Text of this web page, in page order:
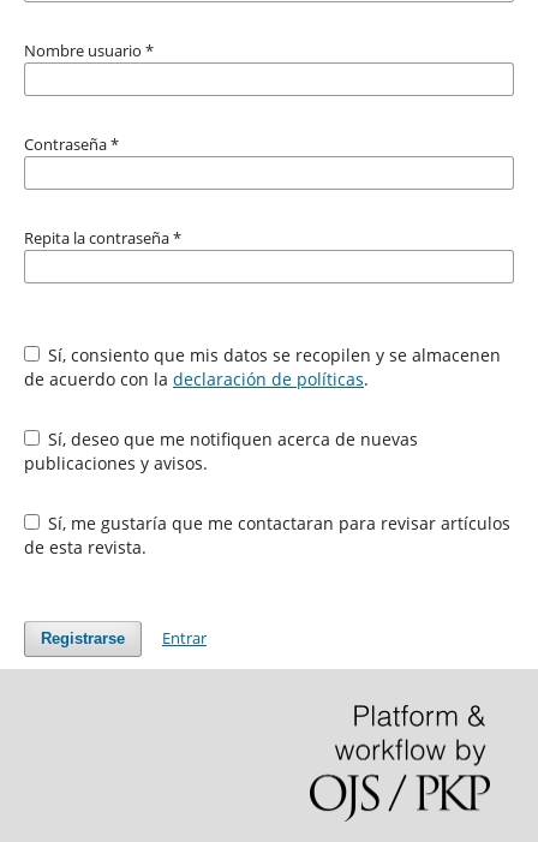
Nombre usuario *
Contraseña*
Repita la contraseña*
Sí, consiento que mis datos se recopilen y se almacenen
de acuerdo con la declaración de políticas.
Sí, deseo que me notifiquen acerca de nuevas
publicaciones y avisos.
Sí, me gustaría que me contactaran para revisar artículos
de esta revista.
Registrarse Entrar